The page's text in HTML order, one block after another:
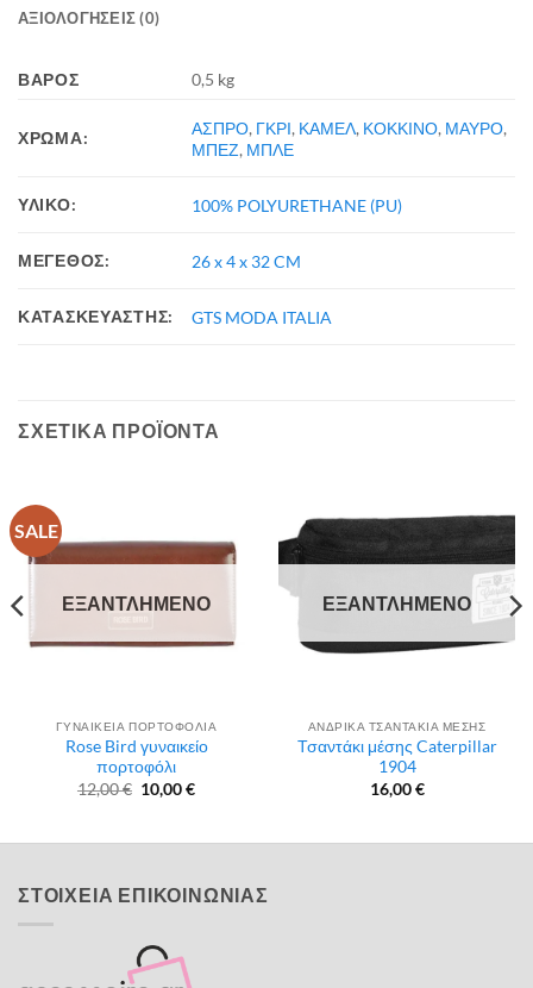
ΑΞΙΟΛΟΓΉΣΕΙΣ (0)
ΒΆΡΟΣ 0,5 kg
ΧΡΩΜΑ:
ΑΣΠΡΟ, ΓΚΡΙ, ΚΑΜΕΛ, ΚΟΚΚΙΝΟ, ΜΑΥΡΟ,
ΜΠΕΖ, ΜΠΛΕ
ΥΛΙΚΟ: 100% POLYURETHANE (PU)
ΜΕΓΕΘΟΣ: 26 x 4 x 32 CM
ΚΑΤΑΣΚΕΥΑΣΤΗΣ: GTS MODA ITALIA
ΣΧΕΤΙΚΆ ΠΡΟΪΌΝΤΑ
SALE
ΕΞΑΝΤΛΗΜΈΝΟ
ΓΥΝΑΙΚΕΙΑ ΠΟΡΤΟΦΟΛΙΑ
Rose Bird γυναικείο
πορτοφόλι
12,00€ Original
price
10,00€Η
10,00 €.
ΕΞΑΝΤΛΗΜΈΝΟ
ΑΝΔΡΙΚΑ ΤΣΑΝΤΑΚΙΑ ΜΕΣΗΣ
Τσαντάκι μέσης Caterpillar
1904
16,00€
ΣΤΟΙΧΕΙΑ ΕΠΙΚΟΙΝΩΝΙΑΣ